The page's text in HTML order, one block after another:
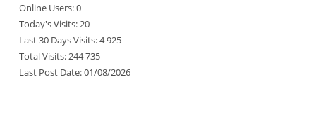
Online Users:0
Today's Visits:20
Last 30 Days Visits:4 925
Total Visits:244 735
Last Post Date:01/08/2026